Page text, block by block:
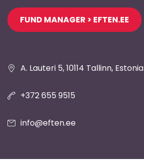
Jaluse
navigatsioon
A. Lauteri 5, 10114 Tallinn, Estonia
FUND MANAGER > EFTEN.EE
+372 655 9515
info@eften.ee